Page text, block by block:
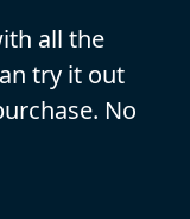
all the
try it out
No